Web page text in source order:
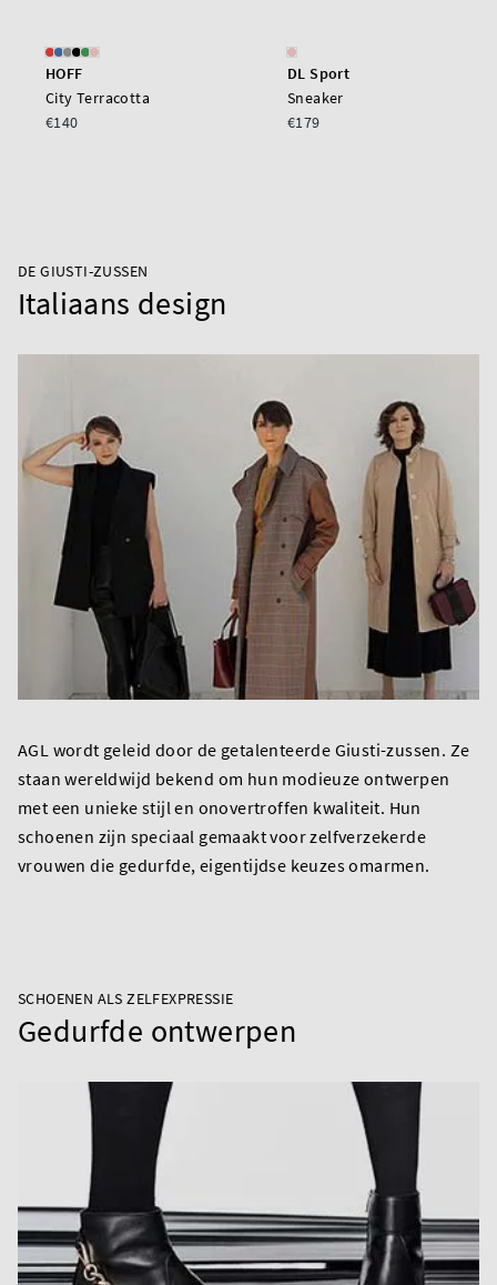
HOFF
City Terracotta
€140
DL Sport
Sneaker
€179
DE GIUSTI-ZUSSEN
Italiaans design
AGL wordt geleid door de getalenteerde Giusti-zussen. Ze
staan wereldwijd bekend om hun modieuze ontwerpen
met een unieke stijl en onovertroffen kwaliteit. Hun
schoenen zijn speciaal gemaakt voor zelfverzekerde
vrouwen die gedurfde, eigentijdse keuzes omarmen.
SCHOENEN ALS ZELFEXPRESSIE
Gedurfde ontwerpen